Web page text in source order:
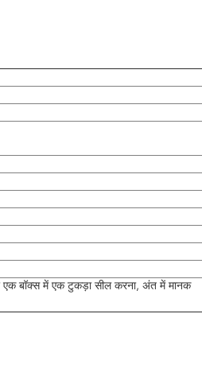
एक बॉक्स में एक टुकड़ा सील करना, अंत में मानक